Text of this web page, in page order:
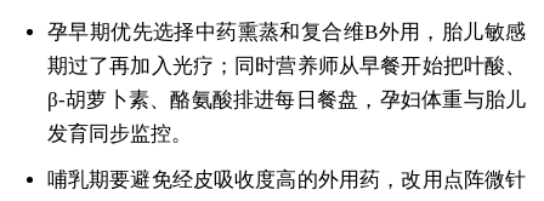
孕早期优先选择中药熏蒸和复合维B外用，胎儿敏感
期过了再加入光疗；同时营养师从早餐开始把叶酸、
β-胡萝卜素、酪氨酸排进每日餐盘，孕妇体重与胎儿
发育同步监控。
哺乳期要避免经皮吸收度高的外用药，改用点阵微针